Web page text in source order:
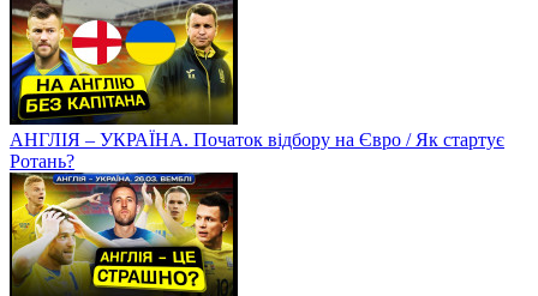
АНГЛІЯ – УКРАЇНА. Початок відбору на Євро / Як стартує
Ротань?